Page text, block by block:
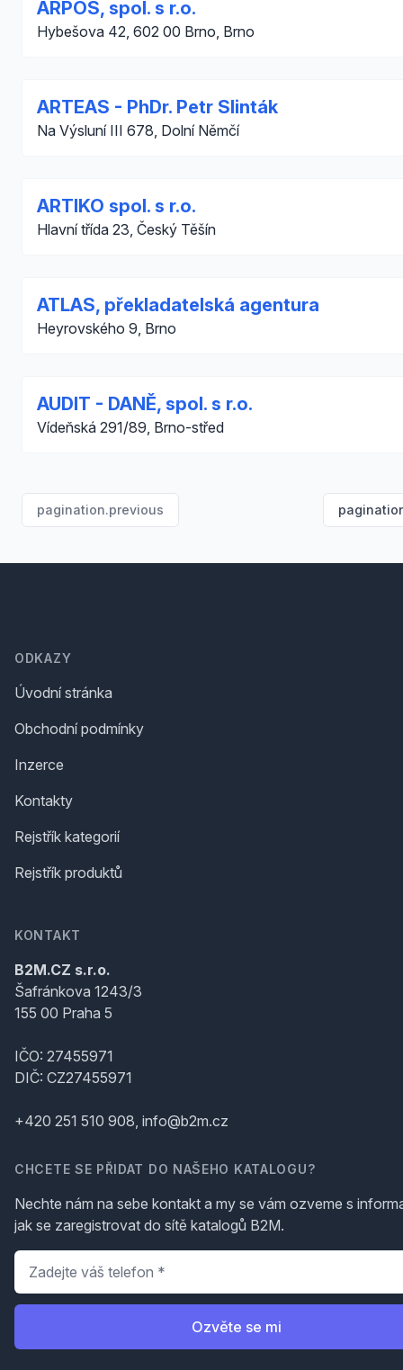
ARPOS, spol. s r.o.
Hybešova 42, 602 00 Brno, Brno
ARTEAS - PhDr. Petr Slinták
Na Výsluní III 678, Dolní Němčí
ARTIKO spol. s r.o.
Hlavní třída 23, Český Těšín
ATLAS, překladatelská agentura
Heyrovského 9, Brno
AUDIT - DANĚ, spol. s r.o.
Vídeňská 291/89, Brno-střed
pagination.previous
ODKAZY
Úvodní stránka
Obchodní podmínky
Inzerce
Kontakty
Rejstřík kategorií
Rejstřík produktů
KONTAKT
B2M.CZ s.r.o.
Šafránkova 1243/3
155 00 Praha 5
IČO: 27455971
DIČ: CZ27455971
+420 251 510 908, info@b2m.cz
CHCETE SE PŘIDAT DO NAŠEHO KATALOGU?
Nechte nám na sebe kontakt a my se vám ozveme s
jak se zaregistrovat do sítě katalogů B2M.
Telefon
Ozvěte se mi